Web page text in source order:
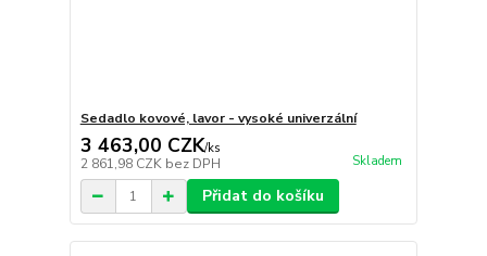
Sedadlo kovové, lavor - vysoké univerzální
3 463,00 CZK/ks
2 861,98 CZK bez DPH Skladem
Přidat do košíku